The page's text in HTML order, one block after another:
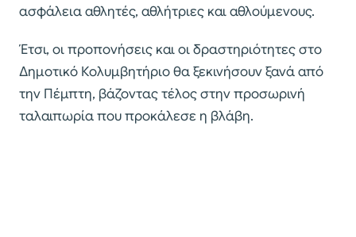
ασφάλεια αθλητές, αθλήτριες και αθλούμενους.
Έτσι, οι προπονήσεις και οι δραστηριότητες στο
Δημοτικό Κολυμβητήριο θα ξεκινήσουν ξανά από
την Πέμπτη, βάζοντας τέλος στην προσωρινή
ταλαιπωρία που προκάλεσε η βλάβη.